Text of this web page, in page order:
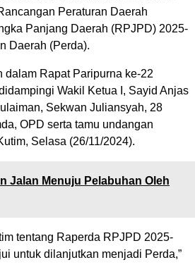
Peraturan Daerah
Panjang Daerah (RPJPD) 2025-
Daerah (Perda).
dalam Rapat Paripurna ke-22
Wakil Ketua I, Sayid Anjas
Sekwan Juliansyah, 28
OPD serta tamu undangan
Selasa (26/11/2024).
Jalan Menuju Pelabuhan Oleh
tentang Raperda RPJPD 2025-
untuk dilanjutkan menjadi Perda,”